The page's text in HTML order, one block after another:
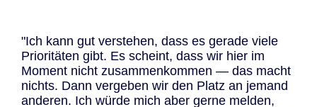
"Ich kann gut verstehen, dass es gerade viele
Prioritäten gibt. Es scheint, dass wir hier im
Moment nicht zusammenkommen — das macht
nichts. Dann vergeben wir den Platz an jemand
anderen. Ich würde mich aber gerne melden,